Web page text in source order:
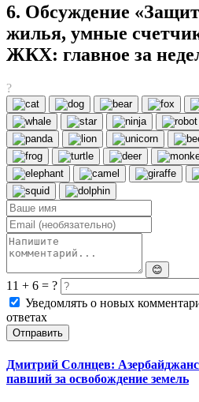
6. Обсуждение
жилья, умные
ЖКХ: главное за
?
😊
11 + 6 = ?
Уведомлять о новых
ответах
Отправить
Дмитрий Солнцев:
павший за освобождение земель